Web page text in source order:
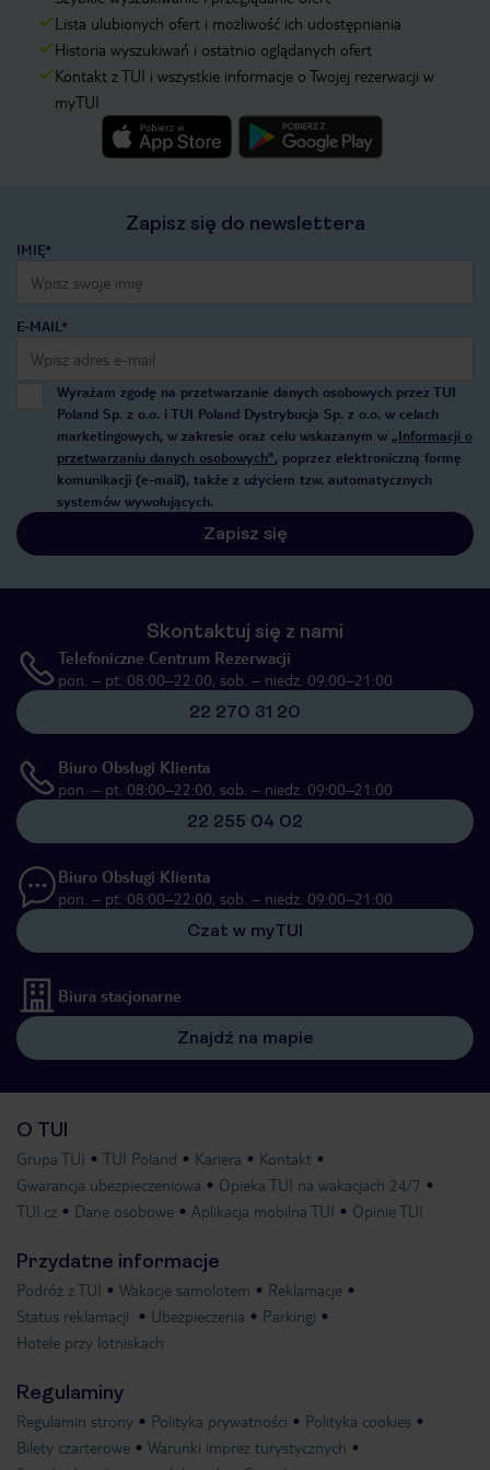
Lista ulubionych ofert i możliwość ich udostępniania
Historia wyszukiwań i ostatnio oglądanych ofert
Kontakt z TUI i wszystkie informacje o Twojej rezerwacji w
myTUI
Zapisz się do newslettera
IMIĘ*
E-MAIL*
Wyrażam zgodę na przetwarzanie danych osobowych przez TUI
Poland Sp. z o.o. i TUI Poland Dystrybucja Sp. z o.o. w celach
marketingowych, w zakresie oraz celu wskazanym w „Informacji o
przetwarzaniu danych osobowych”, poprzez elektroniczną formę
komunikacji (e-mail), także z użyciem tzw. automatycznych
systemów wywołujących.
Zapisz się
Skontaktuj się z nami
Telefoniczne Centrum Rezerwacji
pon. – pt. 08:00–22:00, sob. – niedz. 09:00–21:00
22 270 31 20
Biuro Obsługi Klienta
pon. – pt. 08:00–22:00, sob. – niedz. 09:00–21:00
22 255 04 02
Biuro Obsługi Klienta
pon. – pt. 08:00–22:00, sob. – niedz. 09:00–21:00
Czat w myTUI
Biura stacjonarne
Znajdź na mapie
O TUI
Grupa TUI TUI Poland Kariera
Kontakt
Gwarancja ubezpieczeniowa
Opieka TUI na wakacjach 24/7
TUI.cz
Dane osobowe Aplikacja mobilna TUI Opinie TUI
Przydatne informacje
Podróż z TUI Wakacje samolotem
Reklamacje
Status reklamacji
Ubezpieczenia
Parkingi
Hotele przy lotniskach
Regulaminy
Regulamin strony Polityka prywatności
Polityka cookies
Bilety czarterowe
Warunki imprez turystycznych